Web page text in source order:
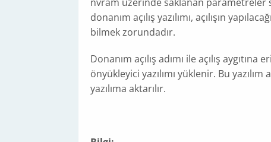
donanım açılış yazılımı, açılışın
bilmek zorundadır.
Donanım açılış adımı ile açılış
önyükleyici yazılımı yüklenir. Bu
yazılıma aktarılır.